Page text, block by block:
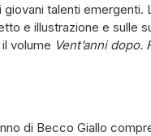
talenti emergenti.
e illustrazione e sulle
volume Vent’anni
di Becco Giallo